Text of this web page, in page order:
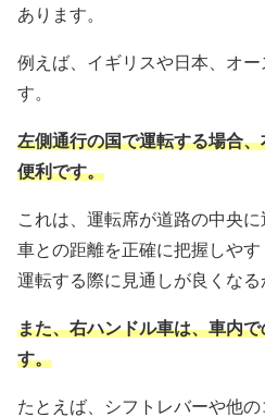
あります。
例えば、イギリスや日本、オ
す。
左側通行の国で運転する場合
便利です。
これは、運転席が道路の中央
車との距離を正確に把握しや
運転する際に見通しが良くなる
また、右ハンドル車は、車内
す。
たとえば、シフトレバーや他